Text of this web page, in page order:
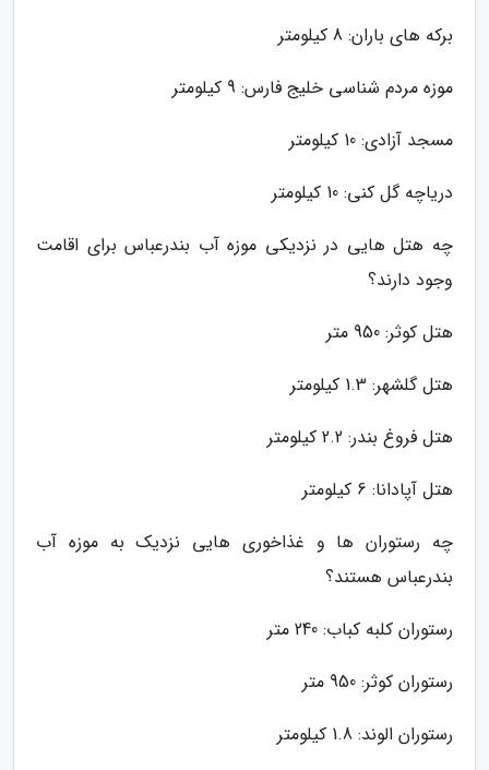
برکه های باران: 8 کیلومتر
موزه مردم شناسی خلیج فارس: 9 کیلومتر
مسجد آزادی: 10 کیلومتر
دریاچه گل کنی: 10 کیلومتر
چه هتل هایی در نزدیکی موزه آب بندرعباس برای اقامت
وجود دارند؟
هتل کوثر: 950 متر
هتل گلشهر: 1.3 کیلومتر
هتل فروغ بندر: 2.2 کیلومتر
هتل آپادانا: 6 کیلومتر
چه رستوران ها و غذاخوری هایی نزدیک به موزه آب
بندرعباس هستند؟
رستوران کلبه کباب: 240 متر
رستوران کوثر: 950 متر
رستوران الوند: 1.8 کیلومتر